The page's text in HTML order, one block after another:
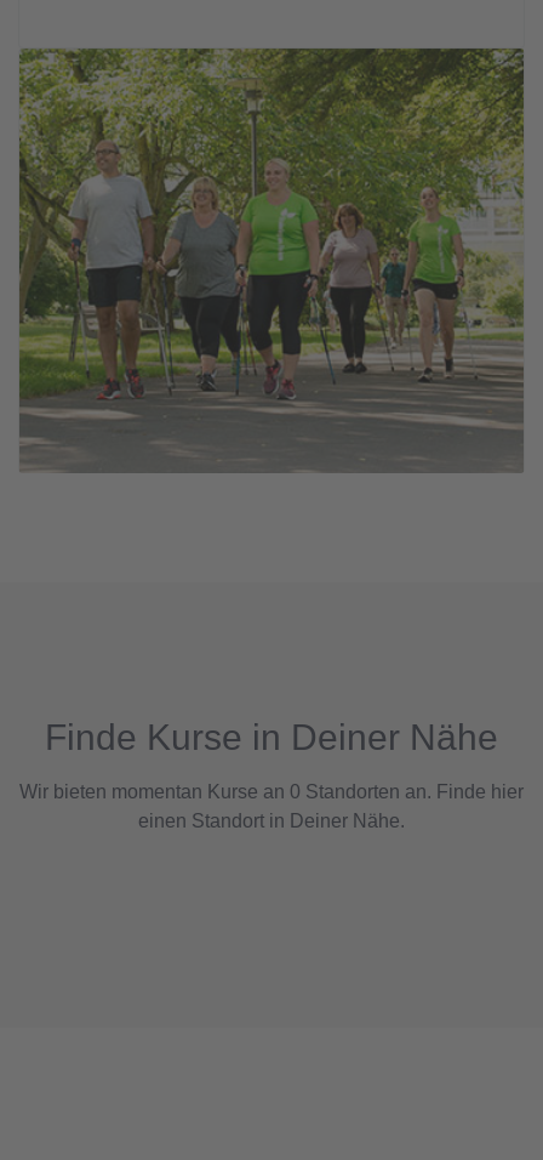
Finde Kurse in Deiner Nähe
Wir bieten momentan Kurse an 0 Standorten an. Finde hier
einen Standort in Deiner Nähe.